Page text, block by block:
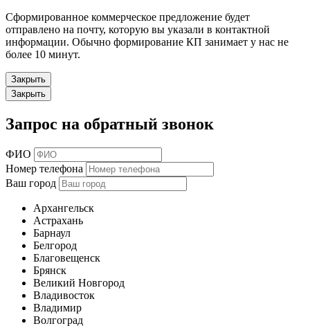
Сформированное коммерческое предложение будет
отправлено на почту, которую вы указали в контактной
информации. Обычно формирование КП занимает у нас не
более 10 минут.
Закрыть
Закрыть
Запрос на обратный звонок
ФИО
Номер телефона
Ваш город
Архангельск
Астрахань
Барнаул
Белгород
Благовещенск
Брянск
Великий Новгород
Владивосток
Владимир
Волгоград